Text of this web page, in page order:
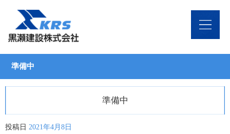
準備中
準備中
投稿日 2021年4月8日